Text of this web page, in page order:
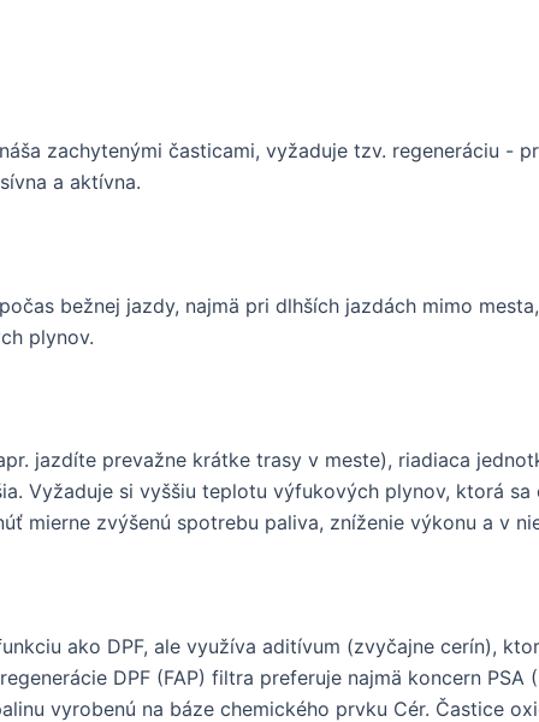
zachytenými časticami, vyžaduje tzv. regeneráciu -
a aktívna.
bežnej jazdy, najmä pri dlhších jazdách mimo
plynov.
jazdíte prevažne krátke trasy v meste), riadiaca
Vyžaduje si vyššiu teplotu výfukových plynov, ktorá
mierne zvýšenú spotrebu paliva, zníženie výkonu a v
ako DPF, ale využíva aditívum (zvyčajne cerín),
DPF (FAP) filtra preferuje najmä koncern PSA
vyrobenú na báze chemického prvku Cér. Častice